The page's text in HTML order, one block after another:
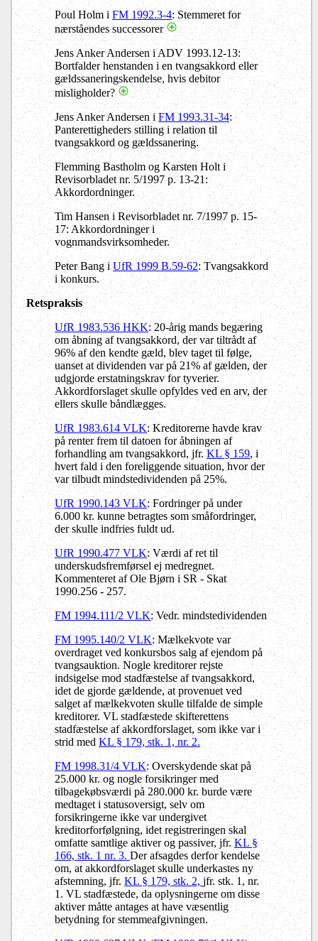
Poul Holm iFM 1992.3-4: Stemmeret for
nærståendes successorer
Jens Anker Andersen i ADV 1993.12-13:
Bortfalder henstanden i en tvangsakkord eller
gældssaneringskendelse, hvis debitor
misligholder?
Jens Anker Andersen iFM 1993.31-34:
Panterettigheders stilling i relation til
tvangsakkord og gældssanering.
Flemming Bastholm og Karsten Holt i
Revisorbladet nr. 5/1997 p. 13-21:
Akkordordninger.
Tim Hansen i Revisorbladet nr. 7/1997 p. 15-
17: Akkordordninger i
vognmandsvirksomheder.
Peter Bang i UfR 1999 B.59-62: Tvangsakkord
i konkurs.
Retspraksis
UfR 1983.536 HKK: 20-årig mands begæring
om åbning af tvangsakkord, der var tiltrådt af
96% af den kendte gæld, blev taget til følge,
uanset at dividenden var på 21% af gælden, der
udgjorde erstatningskrav for tyverier.
Akkordforslaget skulle opfyldes ved en arv, der
ellers skulle båndlægges.
UfR 1983.614 VLK: Kreditorerne havde krav
på renter frem til datoen for åbningen af
forhandling am tvangsakkord, jfr. KL § 159, i
hvert fald i den foreliggende situation, hvor der
var tilbudt mindstedividenden på 25%.
UfR 1990.143 VLK: Fordringer på under
6.000 kr. kunne betragtes som småfordringer,
der skulle indfries fuldt ud.
UfR 1990.477 VLK: Værdi af ret til
underskudsfremførsel ej medregnet.
Kommenteret af Ole Bjørn i SR - Skat
1990.256 - 257.
FM 1994.111/2 VLK: Vedr. mindstedividenden
FM 1995.140/2 VLK: Mælkekvote var
overdraget ved konkursbos salg af ejendom på
tvangsauktion. Nogle kreditorer rejste
indsigelse mod stadfæstelse af tvangsakkord,
idet de gjorde gældende, at provenuet ved
salget af mælkekvoten skulle tilfalde de simple
kreditorer. VL stadfæstede skifterettens
stadfæstelse af akkordforslaget, som ikke var i
strid medKL § 179, stk. 1, nr. 2.
FM 1998.31/4 VLK: Overskydende skat på
25.000 kr. og nogle forsikringer med
tilbagekøbsværdi på 280.000 kr. burde være
medtaget i statusoversigt, selv om
forsikringerne ikke var undergivet
kreditorforfølgning, idet registreringen skal
omfatte samtlige aktiver og passiver, jfr.KL §
166, stk. 1 nr. 3.Der afsagdes derfor kendelse
om, at akkordforslaget skulle underkastes ny
afstemning, jfr.KL § 179, stk. 2, jfr. stk. 1, nr.
1. VL stadfæstede, da oplysningerne om disse
aktiver måtte antages at have væsentlig
betydning for stemmeafgivningen.